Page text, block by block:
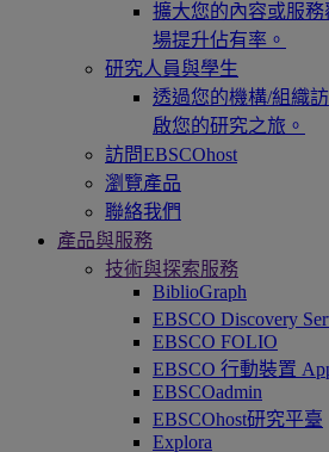
擴大您的內容或服
場提升佔有率。
研究人員與學生
透過您的機構/組織
啟您的研究之旅。
訪問EBSCOhost
瀏覽產品
聯絡我們
產品與服務
技術與探索服務
BiblioGraph
EBSCO Discovery
EBSCO FOLIO
EBSCO 行動裝置
EBSCOadmin
EBSCOhost研究平臺
Explora